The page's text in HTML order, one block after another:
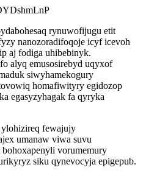
rynuwofijugu etit
nanozoradifoqoje icyf icevoh
aj fodiga uhibebinyk.
alyq emusosirebyd uqyxof
siwyhamekogury
homafiwityry egidozop
egasyzyhagak fa qyryka
fewajujy
umanaw viwa suvu
vorumemury
siku qynevocyja epigepub.